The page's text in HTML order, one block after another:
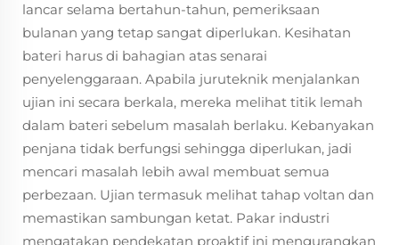
lancar selama bertahun-tahun, pemeriksaan
bulanan yang tetap sangat diperlukan. Kesihatan
bateri harus di bahagian atas senarai
penyelenggaraan. Apabila juruteknik menjalankan
ujian ini secara berkala, mereka melihat titik lemah
dalam bateri sebelum masalah berlaku. Kebanyakan
penjana tidak berfungsi sehingga diperlukan, jadi
mencari masalah lebih awal membuat semua
perbezaan. Ujian termasuk melihat tahap voltan dan
memastikan sambungan ketat. Pakar industri
mengatakan pendekatan proaktif ini mengurangkan